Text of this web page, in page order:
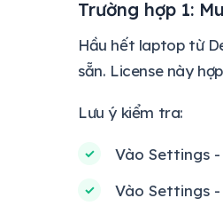
Trường hợp 1:
Hầu hết laptop từ
sẵn. License này
Lưu ý kiểm tra:
Vào Settings
Vào Settings